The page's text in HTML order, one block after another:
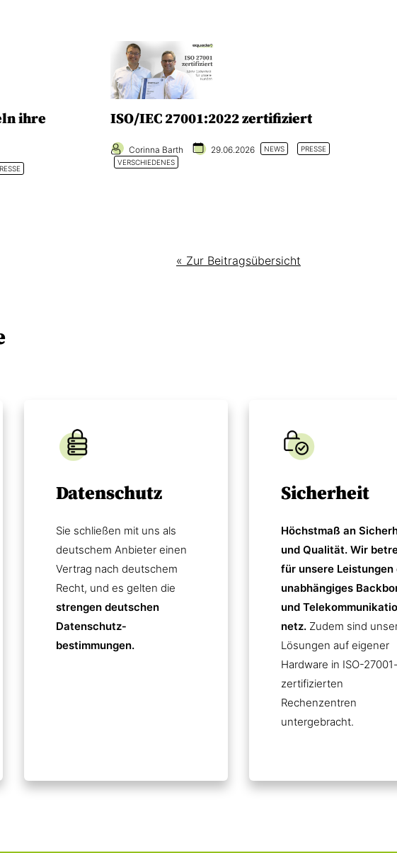
ihre
ISO/IEC 27001:2022 zertifiziert
Corinna Barth 29.06.2026 NEWS
PRESSE
VERSCHIEDENES
« Zur Beitragsübersicht
Datenschutz
Sie schließen mit uns als
deutschem Anbieter einen
Vertrag nach deutschem
Recht, und es gelten die
strengen deutschen
Datenschutz­
bestimmungen.
Sicherheit
Höchstmaß an
und Qualität. Wir
für unsere Leistungen
unabhängiges
und
netz. Zudem sind
Lösungen auf eigener
Hardware in ISO-27001-
zertifizierten
Rechenzentren
untergebracht.